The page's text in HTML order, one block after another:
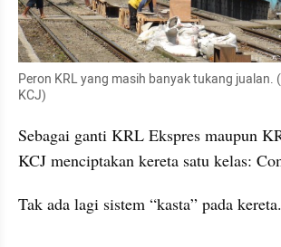
Peron KRL yang masih banyak tukang jualan.
KCJ)
Sebagai ganti KRL Ekspres maupun
KCJ menciptakan kereta satu kelas:
Tak ada lagi sistem “kasta” pada kereta.